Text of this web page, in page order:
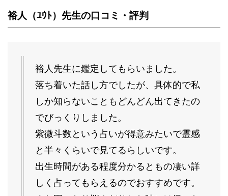
裕人（ﾕｳﾄ）先生の口コミ・評判
裕人先生に鑑定してもらいました。
落ち着いた話し方でしたが、具体的で私
しか知らないこともどんどん出てきたの
でびっくりしました。
紫微斗数という占いが得意みたいで霊感
と半々くらいで見てるらしいです。
出生時間がある程度分かるともの凄い詳
しく占ってもらえるのでおすすめです。